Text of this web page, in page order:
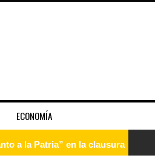
ECONOMÍA
a la Patria” en la clausura